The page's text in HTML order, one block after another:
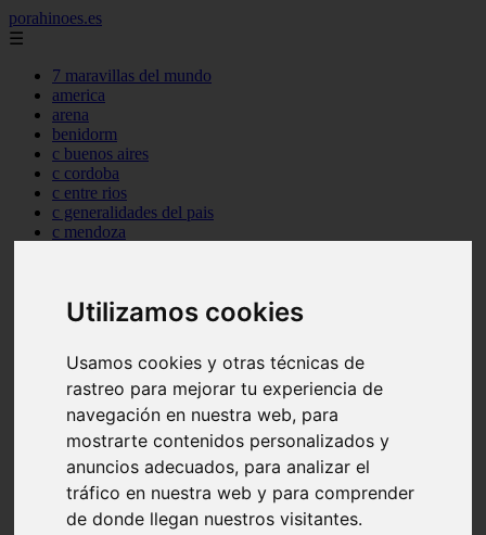
Utilizamos cookies
Usamos cookies y otras técnicas de
rastreo para mejorar tu experiencia de
navegación en nuestra web, para
mostrarte contenidos personalizados y
anuncios adecuados, para analizar el
tráfico en nuestra web y para comprender
de donde llegan nuestros visitantes.
porahinoes.es
☰
7 maravillas del mundo
america
arena
benidorm
c buenos aires
c cordoba
c entre rios
c generalidades del pais
c mendoza
c santa fe
c zona austral
carmen
category
destinos
gijon
lanzarote
live
monumentos
naturaleza